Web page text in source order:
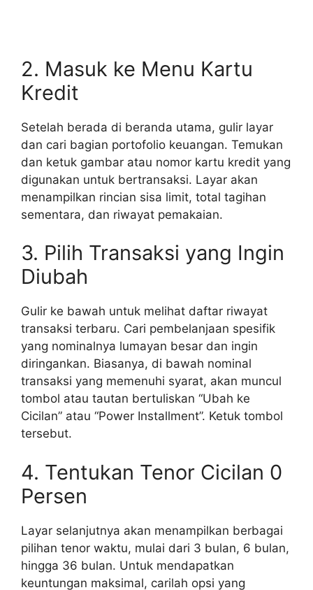
2. Masuk ke Menu Kartu
Kredit
Setelah berada di beranda utama, gulir layar
dan cari bagian portofolio keuangan. Temukan
dan ketuk gambar atau nomor kartu kredit yang
digunakan untuk bertransaksi. Layar akan
menampilkan rincian sisa limit, total tagihan
sementara, dan riwayat pemakaian.
3. Pilih Transaksi yang Ingin
Diubah
Gulir ke bawah untuk melihat daftar riwayat
transaksi terbaru. Cari pembelanjaan spesifik
yang nominalnya lumayan besar dan ingin
diringankan. Biasanya, di bawah nominal
transaksi yang memenuhi syarat, akan muncul
tombol atau tautan bertuliskan “Ubah ke
Cicilan” atau “Power Installment”. Ketuk tombol
tersebut.
4. Tentukan Tenor Cicilan 0
Persen
Layar selanjutnya akan menampilkan berbagai
pilihan tenor waktu, mulai dari 3 bulan, 6 bulan,
hingga 36 bulan. Untuk mendapatkan
keuntungan maksimal, carilah opsi yang